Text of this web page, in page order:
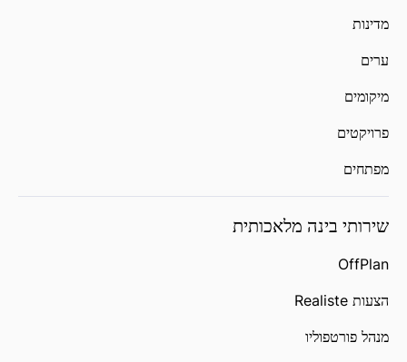
מדינות
ערים
מיקומים
פרויקטים
מפתחים
שירותי בינה מלאכותית
OffPlan
הצעות Realiste
מנהל פורטפוליו